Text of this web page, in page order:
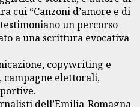
cui “Canzoni d’amore e di
un percorso
a una scrittura evocativa
copywriting e
campagne elettorali,
dell’Emilia-Romagna